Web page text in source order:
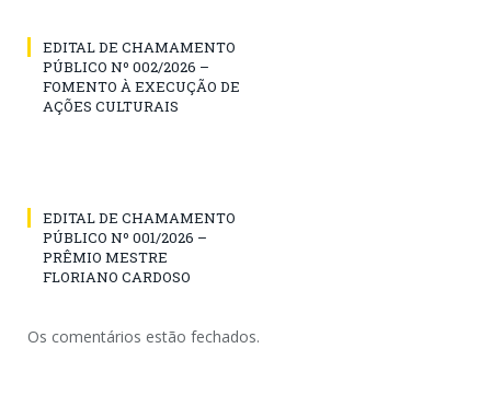
EDITAL DE CHAMAMENTO
PÚBLICO Nº 002/2026 –
FOMENTO À EXECUÇÃO DE
AÇÕES CULTURAIS
EDITAL DE CHAMAMENTO
PÚBLICO Nº 001/2026 –
PRÊMIO MESTRE
FLORIANO CARDOSO
Os comentários estão fechados.